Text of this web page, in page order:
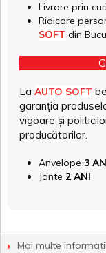
Livrare prin
Ridicare
SOFT din
La AUTO SOFT
garanția
vigoare și
producătorilor.
Anvelope 3
Jante 2 ANI
Mai multe informatii